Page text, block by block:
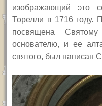
изображающий это
Торелли в 1716 году.
посвящена
основателю, и ее
святого, был написан